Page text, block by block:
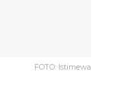
FOTO: Istimewa